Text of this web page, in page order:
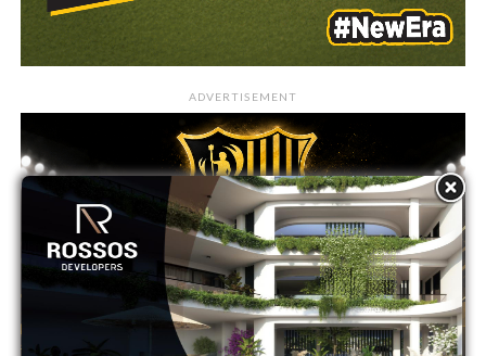
ADVERTISEMENT